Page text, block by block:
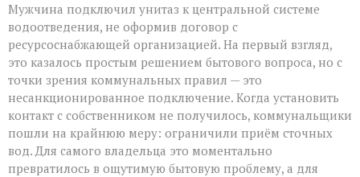
Мужчина подключил унитаз к центральной системе
водоотведения, не оформив договор с
ресурсоснабжающей организацией. На первый взгляд,
это казалось простым решением бытового вопроса, но с
точки зрения коммунальных правил — это
несанкционированное подключение. Когда установить
контакт с собственником не получилось, коммунальщики
пошли на крайнюю меру: ограничили приём сточных
вод. Для самого владельца это моментально
превратилось в ощутимую бытовую проблему, а для